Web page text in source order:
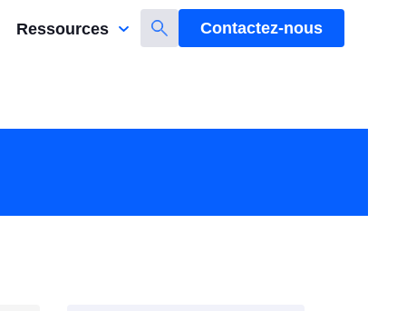
Ressources Contactez-nous